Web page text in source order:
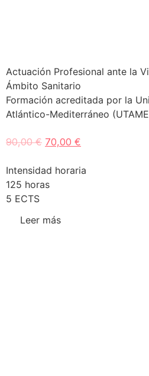
Actuación Profesional ante la
Ámbito Sanitario
Formación acreditada por la
Atlántico-Mediterráneo
90,00€ 70,00 €
Intensidad horaria
125 horas
5 ECTS
Leer más